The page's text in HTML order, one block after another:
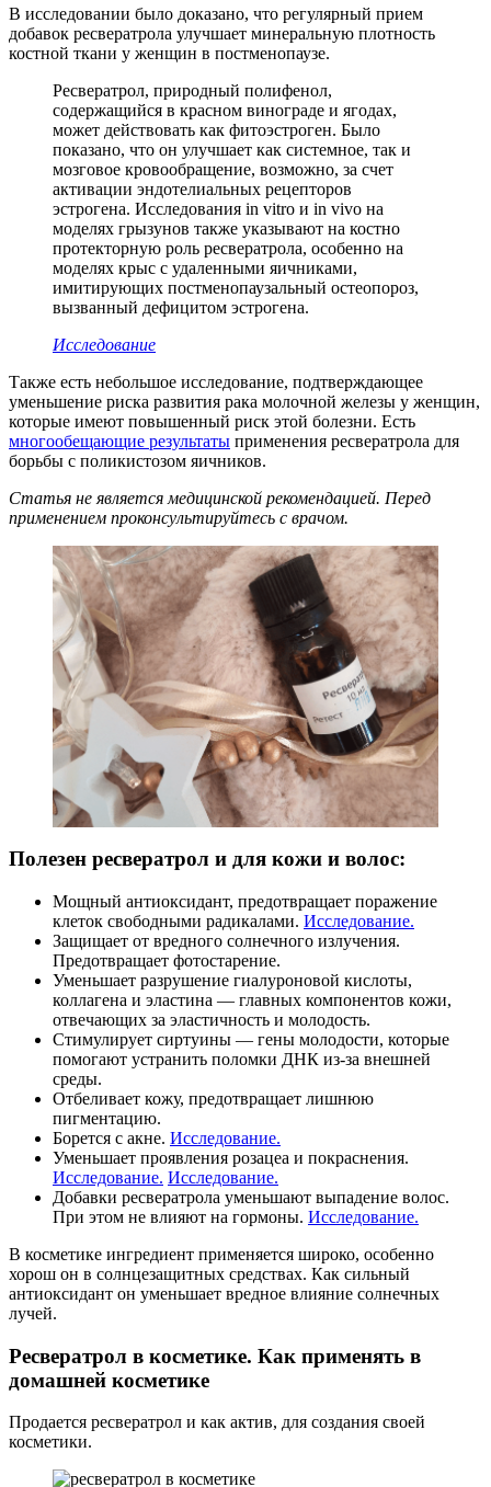
В исследовании было доказано, что регулярный прием
добавок ресвератрола улучшает минеральную плотность
костной ткани у женщин в постменопаузе.
Ресвератрол, природный полифенол,
содержащийся в красном винограде и ягодах,
может действовать как фитоэстроген. Было
показано, что он улучшает как системное, так и
мозговое кровообращение, возможно, за счет
активации эндотелиальных рецепторов
эстрогена. Исследования in vitro и in vivo на
моделях грызунов также указывают на костно
протекторную роль ресвератрола, особенно на
моделях крыс с удаленными яичниками,
имитирующих постменопаузальный остеопороз,
вызванный дефицитом эстрогена.
Исследование
Также есть небольшое исследование, подтверждающее
уменьшение риска развития рака молочной железы у женщин,
которые имеют повышенный риск этой болезни. Есть
многообещающие результаты применения ресвератрола для
борьбы с поликистозом яичников.
Статья не является медицинской рекомендацией. Перед
применением проконсультируйтесь с врачом.
Полезен ресвератрол и для кожи и волос:
Мощный антиоксидант, предотвращает поражение
клеток свободными радикалами. Исследование.
Защищает от вредного солнечного излучения.
Предотвращает фотостарение.
Уменьшает разрушение гиалуроновой кислоты,
коллагена и эластина — главных компонентов кожи,
отвечающих за эластичность и молодость.
Стимулирует сиртуины — гены молодости, которые
помогают устранить поломки ДНК из-за внешней
среды.
Отбеливает кожу, предотвращает лишнюю
пигментацию.
Борется с акне. Исследование.
Уменьшает проявления розацеа и покраснения.
Исследование. Исследование.
Добавки ресвератрола уменьшают выпадение волос.
При этом не влияют на гормоны. Исследование.
В косметике ингредиент применяется широко, особенно
хорош он в солнцезащитных средствах. Как сильный
антиоксидант он уменьшает вредное влияние солнечных
лучей.
Ресвератрол в косметике. Как применять в
домашней косметике
Продается ресвератрол и как актив, для создания своей
косметики.